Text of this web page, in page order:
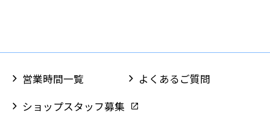
営業時間一覧
よくあるご質問
ショップスタッフ募集